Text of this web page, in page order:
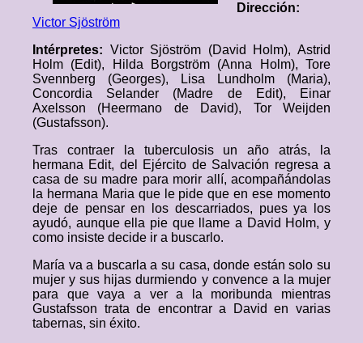
Dirección:
Victor Sjöström
Intérpretes: Victor Sjöström (David Holm), Astrid
Holm (Edit), Hilda Borgström (Anna Holm), Tore
Svennberg (Georges), Lisa Lundholm (Maria),
Concordia Selander (Madre de Edit), Einar
Axelsson (Heermano de David), Tor Weijden
(Gustafsson).
Tras contraer la tuberculosis un año atrás, la
hermana Edit, del Ejército de Salvación regresa a
casa de su madre para morir allí, acompañándolas
la hermana Maria que le pide que en ese momento
deje de pensar en los descarriados, pues ya los
ayudó, aunque ella pie que llame a David Holm, y
como insiste decide ir a buscarlo.
María va a buscarla a su casa, donde están solo su
mujer y sus hijas durmiendo y convence a la mujer
para que vaya a ver a la moribunda mientras
Gustafsson trata de encontrar a David en varias
tabernas, sin éxito.